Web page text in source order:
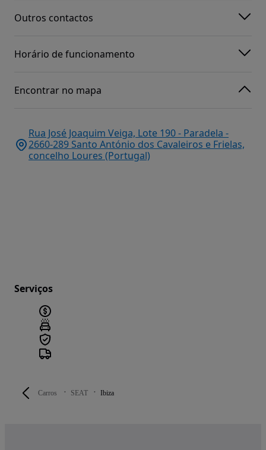
Carros SEAT Ibiza
Outros contactos
Horário de funcionamento
Encontrar no mapa
Rua José Joaquim Veiga, Lote 190 - Paradela -
2660-289 Santo António dos Cavaleiros e Frielas,
concelho Loures (Portugal)
Serviços